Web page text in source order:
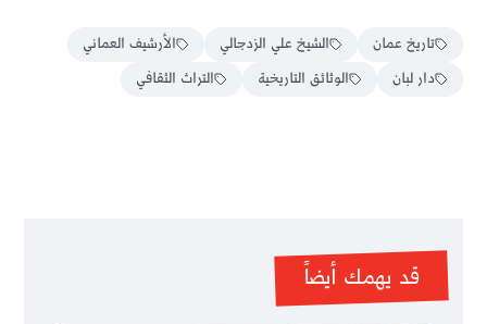
تاريخ عمان الشيخ علي الزدجالي
الأرشيف العماني
دار لبان
الوثائق التاريخية التراث الثقافي
قد يهمك أيضاً